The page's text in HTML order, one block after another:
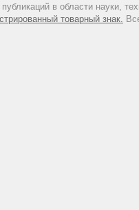
в области науки,
товарный знак.